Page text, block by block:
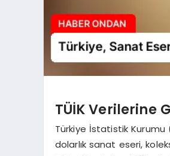
TÜİK Verilerine
Türkiye İstatistik Kurumu
dolarlık sanat eseri,